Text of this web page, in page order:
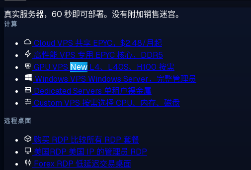
真实服务器，60 秒即可部署。没有附加销售迷宫。
计算
Cloud VPS 共享 EPYC，$2.48/月起
高性能 VPS 专用 EPYC 核心，DDR5
GPU VPS New L4、L40S、H100 按需
Windows VPS Windows Server，完整管理员
Dedicated Servers 单租户裸金属
Custom VPS 按需选择 CPU、内存、磁盘
远程桌面
购买 RDP 比较所有 RDP 套餐
美国RDP 美国 IP 的管理员 RDP
Forex RDP 低延迟交易桌面